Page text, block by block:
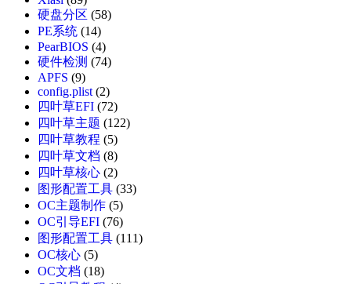
硬盘分区 (58)
PE系统 (14)
PearBIOS (4)
硬件检测 (74)
APFS (9)
config.plist(2)
四叶草EFI (72)
四叶草主题 (122)
四叶草教程 (5)
四叶草文档 (8)
四叶草核心 (2)
图形配置工具 (33)
OC主题制作 (5)
OC引导EFI (76)
图形配置工具 (111)
OC核心 (5)
OC文档 (18)